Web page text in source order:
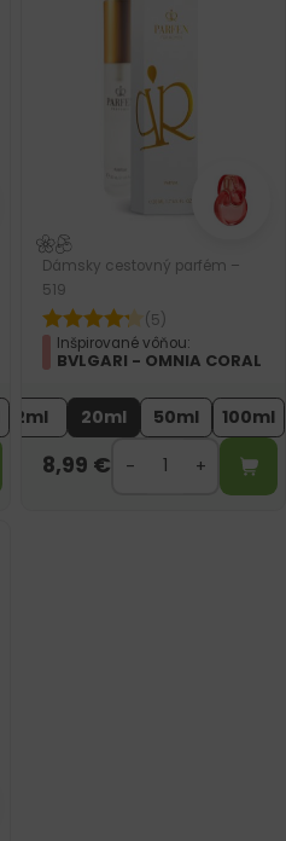
Dámsky cestovný parfém –
519
(5)
Inšpirované vôňou:
BVLGARI - OMNIA CORAL
2ml 20ml 50ml 100ml
8,99 €